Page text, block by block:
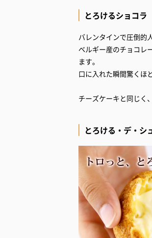
とろけるショコラ
バレンタインで圧倒的
ベルギー産のチョコレ
ます。
口に入れた瞬間驚くほ
チーズケーキと同じく
とろける・デ・シ